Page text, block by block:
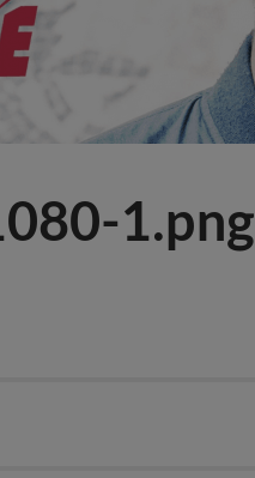
1.png